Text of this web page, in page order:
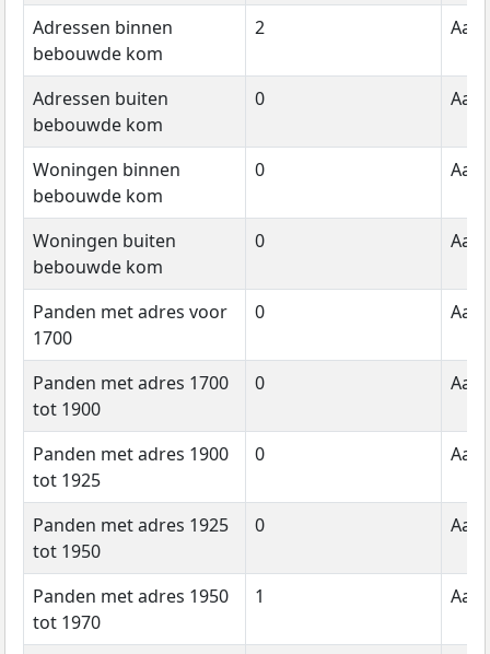
Adressen binnen
bebouwde kom
2
Adressen buiten
bebouwde kom
0
Woningen binnen
bebouwde kom
0
Woningen buiten
bebouwde kom
0
Panden met adres voor
1700
0
Panden met adres 1700
tot 1900
0
Panden met adres 1900
tot 1925
0
Panden met adres 1925
tot 1950
0
Panden met adres 1950
tot 1970
1